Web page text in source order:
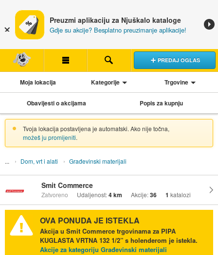
Preuzmi aplikaciju za Njuškalo kataloge
Gdje su akcije? Besplatno preuzimanje aplikacije!
PREDAJ OGLAS
Moja lokacija Kategorije Trgovine
Obavijesti o akcijama Popis za kupnju
Tvoja lokacija postavljena je automatski. Ako nije točna,
možeš ju promijeniti.
Dom, vrt i alati Građevinski materijali
Smit Commerce
Zatvoreno Udaljenost:4 km Akcije:36 1 katalozi
OVA PONUDA JE ISTEKLA
Akcija u Smit Commerce trgovinama za PIPA
KUGLASTA VRTNA 132 1/2” s holenderom je istekla.
Akcije za kategoriju Građevinski materijali